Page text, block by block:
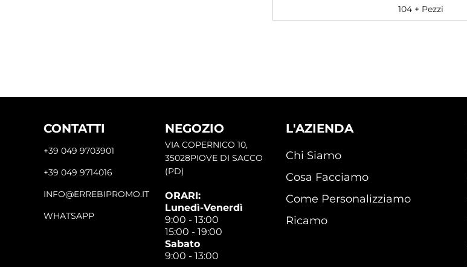
104 + Pezzi
CONTATTI
+39 049 9703901
+39 049 9714016
INFO@ERREBIPROMO.IT
WHATSAPP
NEGOZIO
VIA COPERNICO 10,
35028PIOVE DI SACCO
(PD)
ORARI:
Lunedì-Venerdì
9:00 - 13:00
15:00 - 19:00
Sabato
9:00 - 13:00
L'AZIENDA
Chi Siamo
Cosa Facciamo
Come Personalizziamo
Ricamo